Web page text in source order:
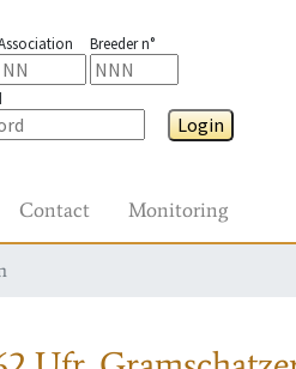
Breeder n°
Login
Contact Monitoring